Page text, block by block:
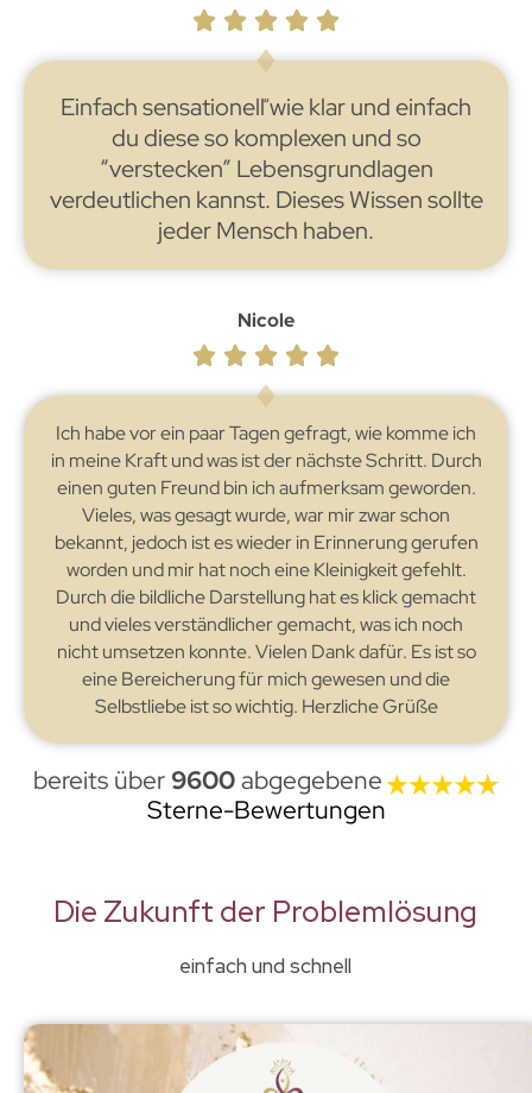
Einfach sensationell wie klar und einfach
du diese so komplexen und so
“verstecken” Lebensgrundlagen
verdeutlichen kannst. Dieses Wissen sollte
jeder Mensch haben.
Nicole
Ich habe vor ein paar Tagen gefragt, wie komme ich
in meine Kraft und was ist der nächste Schritt. Durch
einen guten Freund bin ich aufmerksam geworden.
Vieles, was gesagt wurde, war mir zwar schon
bekannt, jedoch ist es wieder in Erinnerung gerufen
worden und mir hat noch eine Kleinigkeit gefehlt.
Durch die bildliche Darstellung hat es klick gemacht
und vieles verständlicher gemacht, was ich noch
nicht umsetzen konnte. Vielen Dank dafür. Es ist so
eine Bereicherung für mich gewesen und die
Selbstliebe ist so wichtig. Herzliche Grüße
bereits über 9600abgegebene
Sterne-Bewertungen
Die Zukunft der Problemlösung
einfach und schnell